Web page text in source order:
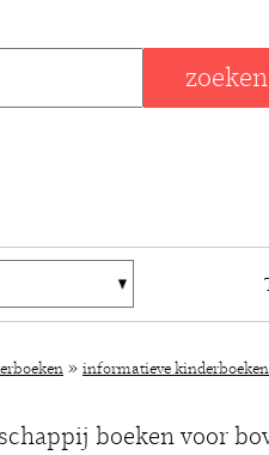
» informatieve
boeken voor